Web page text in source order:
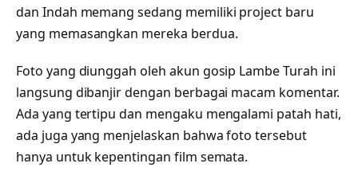
dan Indah memang sedang memiliki project baru
yang memasangkan mereka berdua.
Foto yang diunggah oleh akun gosip Lambe Turah ini
langsung dibanjir dengan berbagai macam komentar.
Ada yang tertipu dan mengaku mengalami patah hati,
ada juga yang menjelaskan bahwa foto tersebut
hanya untuk kepentingan film semata.